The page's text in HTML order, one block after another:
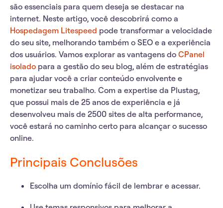
são essenciais para quem deseja se destacar na
internet. Neste artigo, você descobrirá como a
Hospedagem Litespeed pode transformar a velocidade
do seu site, melhorando também o SEO e a experiência
dos usuários. Vamos explorar as vantagens do CPanel
isolado para a gestão do seu blog, além de estratégias
para ajudar você a criar conteúdo envolvente e
monetizar seu trabalho. Com a expertise da Plustag,
que possui mais de 25 anos de experiência e já
desenvolveu mais de 2500 sites de alta performance,
você estará no caminho certo para alcançar o sucesso
online.
Principais Conclusões
Escolha um domínio fácil de lembrar e acessar.